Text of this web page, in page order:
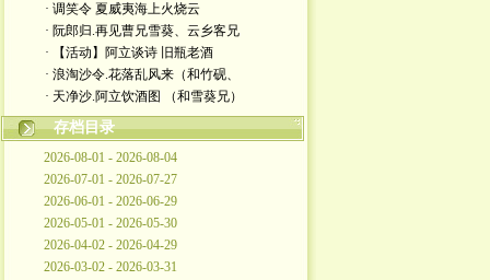
· 调笑令 夏威夷海上火烧云
· 阮郎归.再见曹兄雪葵、云乡客兄
· 【活动】阿立谈诗 旧瓶老酒
· 浪淘沙令.花落乱风来（和竹砚、
· 天净沙.阿立饮酒图 （和雪葵兄）
存档目录
2026-08-01 - 2026-08-04
2026-07-01 - 2026-07-27
2026-06-01 - 2026-06-29
2026-05-01 - 2026-05-30
2026-04-02 - 2026-04-29
2026-03-02 - 2026-03-31